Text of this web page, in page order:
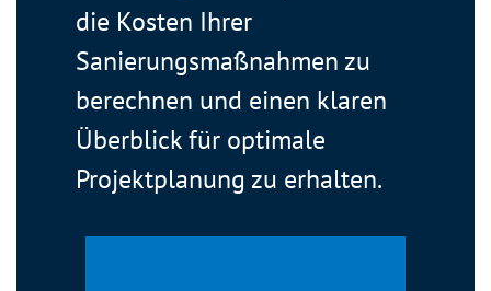
die Kosten Ihrer
Sanierungsmaßnahmen zu
berechnen und einen klaren
Überblick für optimale
Projektplanung zu erhalten.